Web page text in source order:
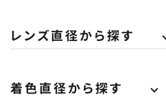
レンズ直径から探す
着色直径から探す